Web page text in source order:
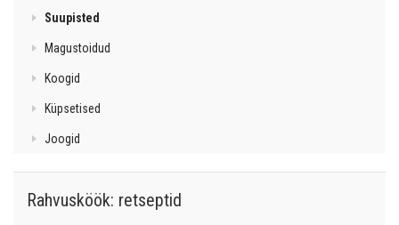
Suupisted
Magustoidud
Koogid
Küpsetised
Joogid
Rahvusköök: retseptid